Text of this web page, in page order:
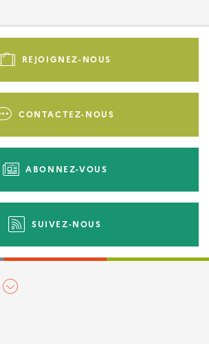
REJOIGNEZ-NOUS
CONTACTEZ-NOUS
ABONNEZ-VOUS
SUIVEZ-NOUS